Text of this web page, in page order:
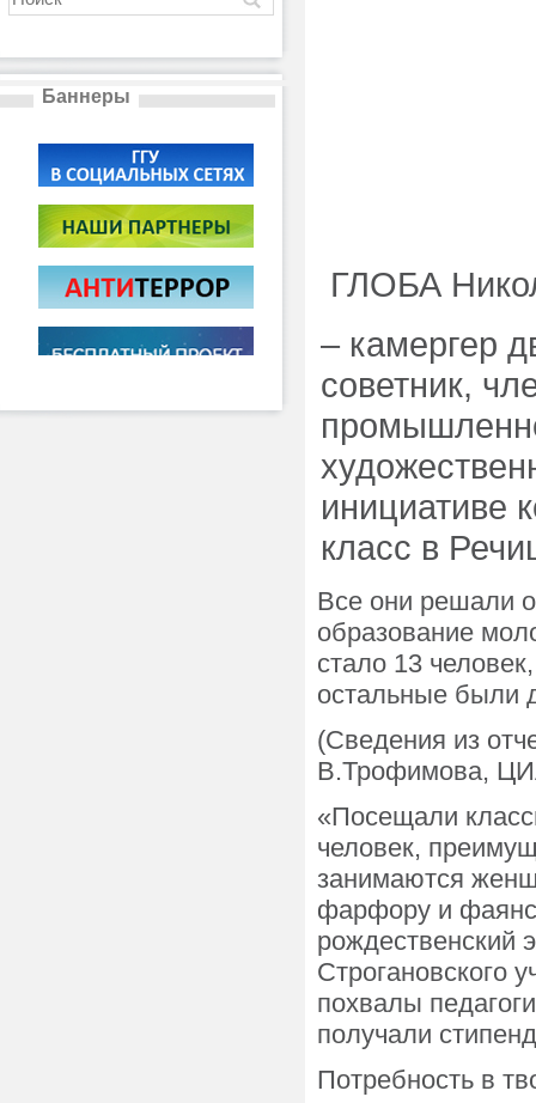
Баннеры
ГЛОБА
– камергер
советник,
инициативе
класс в
Все они решали
образование
стало 13
остальные были
(Сведения из
В.Трофимова,
«Посещали
человек,
занимаются
фарфору и
рождественский
Строгановского
похвалы
получали
Потребность в